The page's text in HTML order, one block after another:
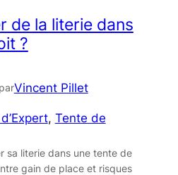
de la literie dans
?
Vincent Pillet
, Tente de
sa literie dans une tente de
gain de place et risques